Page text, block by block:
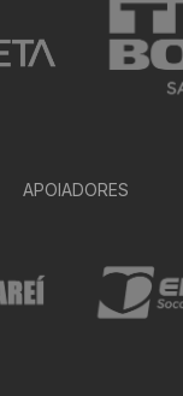
APOIADORES